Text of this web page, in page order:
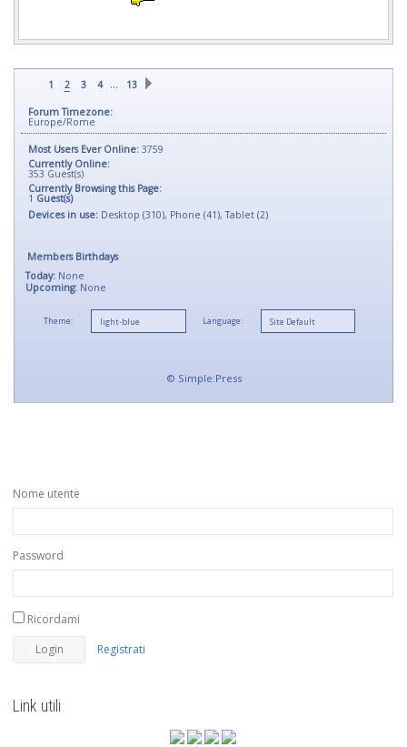
1 2 3 4 … 13
Forum Timezone:
Europe/Rome
Most Users Ever Online: 3759
Currently Online:
353 Guest(s)
Currently Browsing this Page:
1 Guest(s)
Devices in use: Desktop (310), Phone (41), Tablet (2)
Members Birthdays
Today: None
Upcoming: None
Theme: Language:
© Simple:Press
Nome utente
Password
Ricordami
Registrati
Link utili